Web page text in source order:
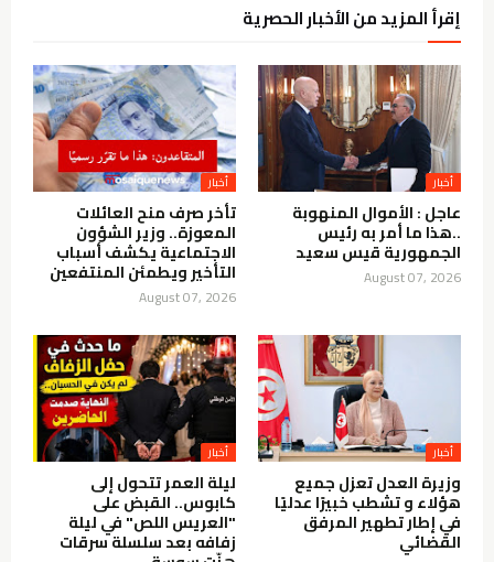
إقرأ المزيد من الأخبار الحصرية
أخبار
عاجل : الأموال المنهوبة
..هذا ما أمر به رئيس
الجمهورية قيس سعيد
August 07, 2026
أخبار
تأخر صرف منح العائلات
المعوزة.. وزير الشؤون
الاجتماعية يكشف أسباب
التأخير ويطمئن المنتفعين
August 07, 2026
أخبار
وزيرة العدل تعزل جميع
هؤلاء و تشطب خبيرًا عدليًا
في إطار تطهير المرفق
القضائي
أخبار
ليلة العمر تتحول إلى
كابوس.. القبض على
"العريس اللص" في ليلة
زفافه بعد سلسلة سرقات